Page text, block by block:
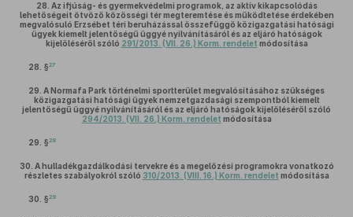
28. Az ifjúság- és gyermekvédelmi programok, az aktív kikapcsolódás
lehetőségeit ötvöző közösségi tér megteremtése és működtetése érdekében
megvalósuló Erzsébet téri beruházással összefüggő közigazgatási hatósági
ügyek kiemelt jelentőségű üggyé nyilvánításáról és az eljáró hatóságok
kijelöléséről szóló 291/2013. (VII. 26.) Korm. rendelet módosítása
28. §27
29. A Normafa Park történelmi sportterület megvalósításához szükséges
közigazgatási hatósági ügyek nemzetgazdasági szempontból kiemelt
jelentőségű üggyé nyilvánításáról és az eljáró hatóságok kijelöléséről szóló
294/2013. (VII. 26.) Korm. rendelet módosítása
29. §28
30. A hulladékgazdálkodási tervekre és a megelőzési programokra vonatkozó
részletes szabályokról szóló 310/2013. (VIII. 16.) Korm. rendelet módosítása
30. §29